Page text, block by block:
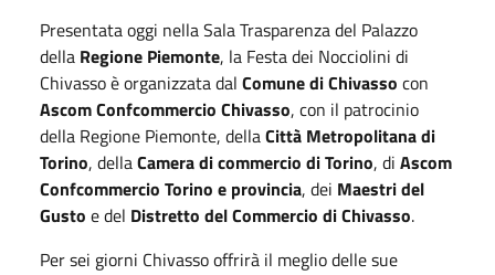
Presentata oggi nella Sala Trasparenza del Palazzo
della Regione Piemonte, la Festa dei Nocciolini di
Chivasso è organizzata dal Comune di Chivasso con
Ascom Confcommercio Chivasso, con il patrocinio
della Regione Piemonte, dellaCittà Metropolitana di
Torino, dellaCamera di commercio di Torino, di Ascom
Confcommercio Torino e provincia, dei Maestri del
Gusto e del Distretto del Commercio di Chivasso.
Per sei giorni Chivasso offrirà il meglio delle sue